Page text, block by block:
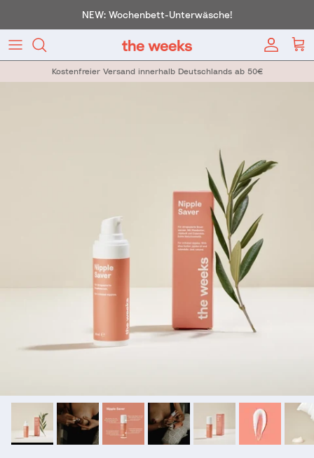
NEW: Wochenbett-Unterwäsche!
Konto
Kostenfreier Versand innerhalb Deutschlands ab 50€